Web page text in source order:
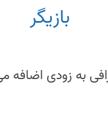
بازیگر
به زودی اضافه